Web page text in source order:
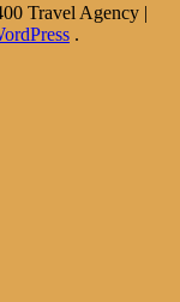
Travel Agency |
.